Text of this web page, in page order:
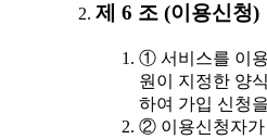
제 6 조 (이용신청)
① 서비스를 이
원이 지정한 양
하여 가입 신청
② 이용신청자가